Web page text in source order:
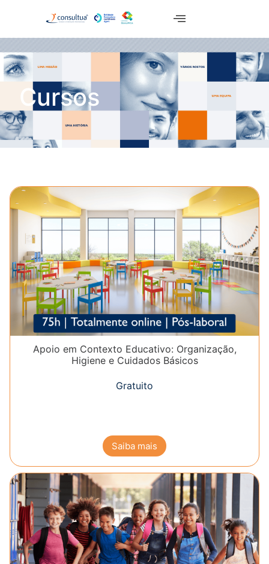
Cursos
Apoio em Contexto Educativo: Organização,
Higiene e Cuidados Básicos
Gratuito
Saiba mais